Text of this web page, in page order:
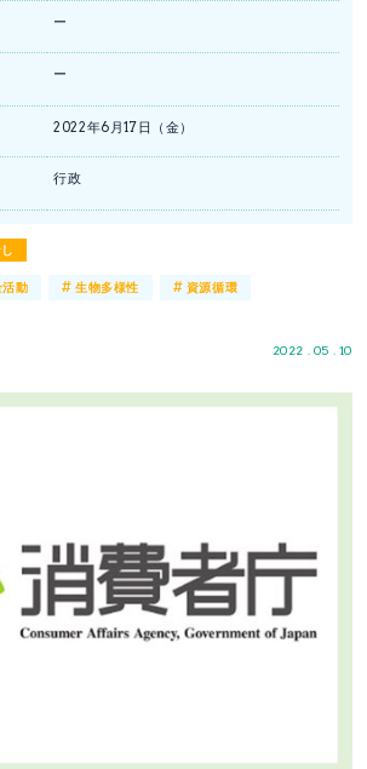
2022 . 05 . 10
ー
ー
2022年6月17日（金）
行政
活動 #生物多様性 # 資源循環